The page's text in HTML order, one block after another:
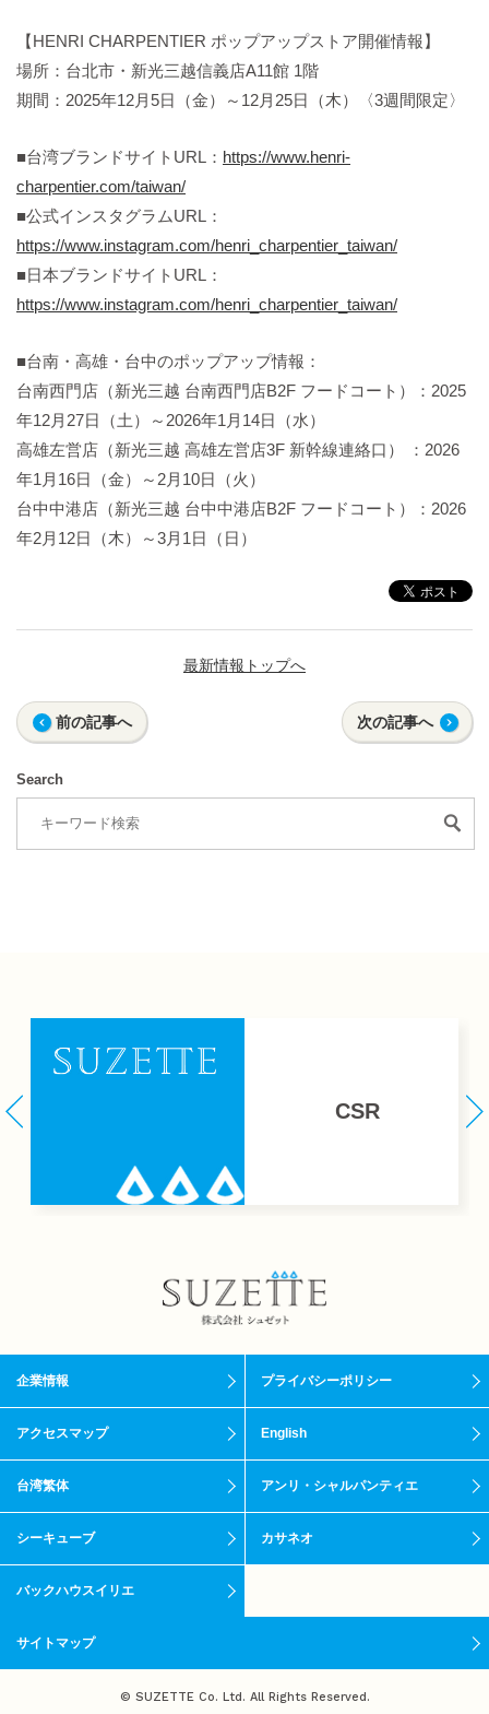
【HENRI CHARPENTIER ポップアップストア開催情報】
場所：台北市・新光三越信義店A11館 1階
期間：2025年12月5日（金）～12月25日（木）〈3週間限定〉
■台湾ブランドサイトURL： https://www.henri-
charpentier.com/taiwan/
■公式インスタグラムURL：
https://www.instagram.com/henri_charpentier_taiwan/
■日本ブランドサイトURL：
https://www.instagram.com/henri_charpentier_taiwan/
■台南・高雄・台中のポップアップ情報：
台南西門店（新光三越 台南西門店B2F フードコート）：2025
年12月27日（土）～2026年1月14日（水）
高雄左営店（新光三越 高雄左営店3F 新幹線連絡口） ：2026
年1月16日（金）～2月10日（火）
台中中港店（新光三越 台中中港店B2F フードコート）：2026
年2月12日（木）～3月1日（日）
前の記事へ
最新情報トップへ
次の記事へ
Search
CSR
企業情報 プライバシーポリシー
アクセスマップ English
台湾繁体 アンリ・シャルパンティエ
シーキューブ カサネオ
バックハウスイリエ
サイトマップ
© SUZETTE Co. Ltd. All Rights Reserved.